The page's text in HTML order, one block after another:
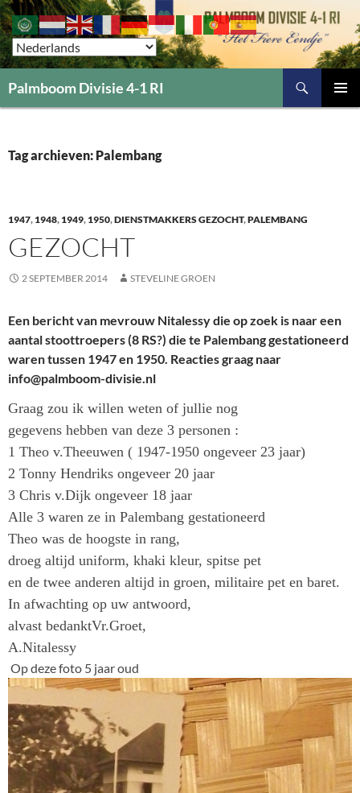
Palmboom Divisie 4-1 RI
INHOUD
Tag archieven: Palembang
1947, 1948, 1949, 1950,DIENSTMAKKERS GEZOCHT,PALEMBANG
GEZOCHT
2 SEPTEMBER 2014 STEVELINE GROEN
Een bericht van mevrouw Nitalessy die op zoek is naar een
aantal stoottroepers (8 RS?) die te Palembang gestationeerd
waren tussen 1947 en 1950. Reacties graag naar
info@palmboom-divisie.nl
Graag zou ik willen weten of jullie nog
gegevens hebben van deze 3 personen :
1 Theo v.Theeuwen ( 1947-1950 ongeveer 23 jaar)
2 Tonny Hendriks ongeveer 20 jaar
3 Chris v.Dijk ongeveer 18 jaar
Alle 3 waren ze in Palembang gestationeerd
Theo was de hoogste in rang,
droeg altijd uniform, khaki kleur, spitse pet
en de twee anderen altijd in groen, militaire pet en baret.
In afwachting op uw antwoord,
alvast bedanktVr.Groet,
A.Nitalessy
Op deze foto 5 jaar oud